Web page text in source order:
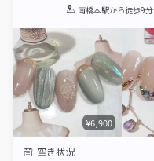
1 2 3 4 5
南橋本駅から徒歩9分
¥6,900
空き状況